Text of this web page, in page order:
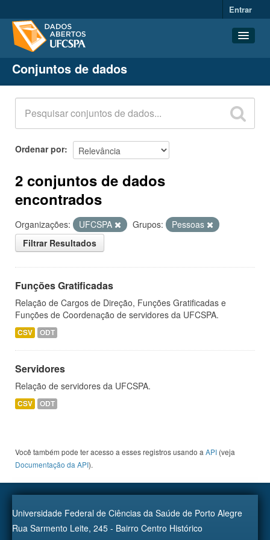
Entrar
Conjuntos de dados
Organizações
Grupos
Sobre
Conjuntos de dados
Ordenar por
2 conjuntos de dados
encontrados
Organizações: UFCSPA Grupos:
Pessoas
Filtrar Resultados
Funções Gratificadas
Relação de Cargos de Direção, Funções Gratificadas e
Funções de Coordenação de servidores da UFCSPA.
CSV ODT
Servidores
Relação de servidores da UFCSPA.
CSV ODT
Você também pode ter acesso a esses registros usando a API (veja
Documentação da API).
Universidade Federal de Ciências da Saúde de Porto Alegre
Rua Sarmento Leite, 245 - Bairro Centro Histórico